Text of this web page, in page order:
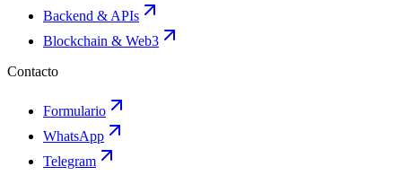
Backend & APIs
Blockchain & Web3
Contacto
Formulario
WhatsApp
Telegram